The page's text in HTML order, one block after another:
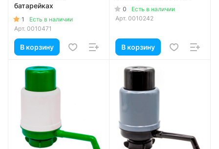
батарейках
1
Есть в наличии
Арт. 0010471
В корзину
0
Есть в наличии
Арт. 0010242
В корзину